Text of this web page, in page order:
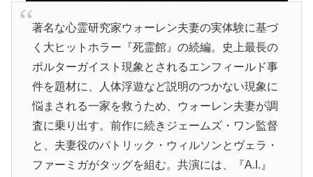
著名な心霊研究家ウォーレン夫妻の実体験に基づ
く大ヒットホラー『死霊館』の続編。史上最長の
ポルターガイスト現象とされるエンフィールド事
件を題材に、人体浮遊など説明のつかない現象に
悩まされる一家を救うため、ウォーレン夫妻が調
査に乗り出す。前作に続きジェームズ・ワン監督
と、夫妻役のパトリック・ウィルソンとヴェラ・
ファーミガがタッグを組む。共演には、『A.I.』